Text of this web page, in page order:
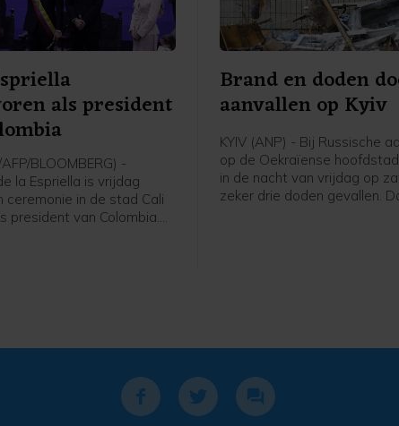
als president
BLOOMBERG) -
la Espriella is vrijdag
ceremonie in de stad Cali
president van Colombia.
Brand en doden
aanvallen op Kyiv
KYIV (ANP) - Bij Russische
op de Oekraïense
in de nacht van vrijdag op
zeker drie doden gevallen.